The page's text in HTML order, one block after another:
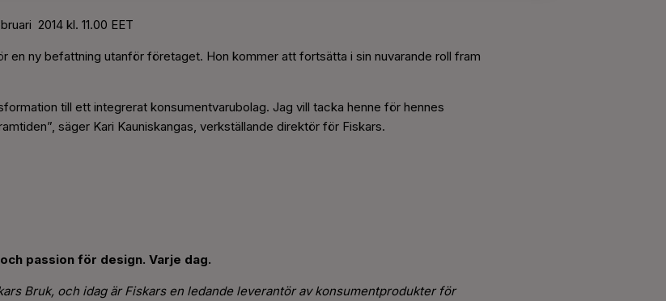
2014 kl. 11.00 EET
en ny befattning utanför företaget. Hon kommer att fortsätta i sin nuvarande roll fram
till ett integrerat konsumentvarubolag. Jag vill tacka henne för hennes
säger Kari Kauniskangas, verkställande direktör för Fiskars.
passion för design. Varje dag.
Bruk, och idag är Fiskars en ledande leverantör av konsumentprodukter för